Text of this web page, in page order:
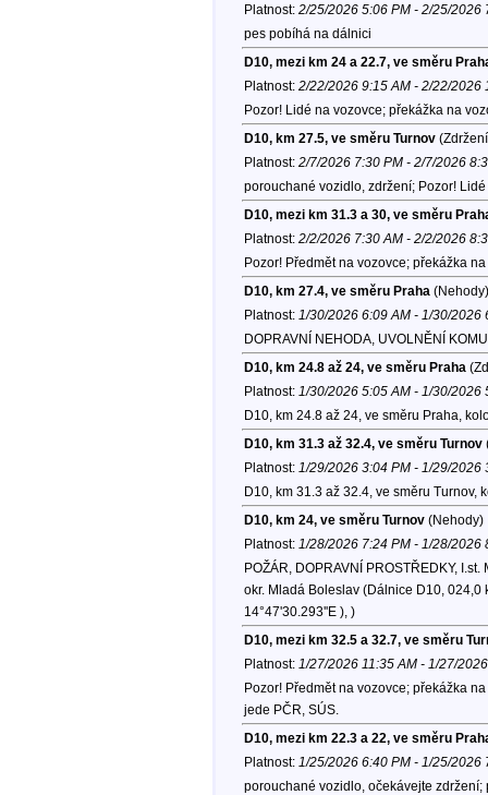
Platnost: 2/25/2026 5:06 PM - 2/25/2026
pes pobíhá na dálnici
D10, mezi km 24 a 22.7, ve směru
Platnost: 2/22/2026 9:15 AM - 2/22/2026
Pozor! Lidé na vozovce; překážka na
D10, km 27.5, ve směru Turnov
Platnost: 2/7/2026 7:30 PM - 2/7/2026
porouchané vozidlo, zdržení; Pozor!
D10, mezi km 31.3 a 30, ve směru
Platnost: 2/2/2026 7:30 AM - 2/2/2026
Pozor! Předmět na vozovce; překážka
D10, km 27.4, ve směru Praha (Nehody)
Platnost: 1/30/2026 6:09 AM - 1/30/2026
DOPRAVNÍ NEHODA, UVOLNĚNÍ
D10, km 24.8 až 24, ve směru Praha
Platnost: 1/30/2026 5:05 AM - 1/30/2026
D10, km 24.8 až 24, ve směru Praha,
D10, km 31.3 až 32.4, ve směru Turnov
Platnost: 1/29/2026 3:04 PM - 1/29/2026
D10, km 31.3 až 32.4, ve směru Turnov,
D10, km 24, ve směru Turnov(Nehody)
Platnost: 1/28/2026 7:24 PM - 1/28/2026
POŽÁR, DOPRAVNÍ PROSTŘEDKY,
okr. Mladá Boleslav (Dálnice D10, 024,0
14°47'30.293''E ), )
D10, mezi km 32.5 a 32.7, ve směru
Platnost: 1/27/2026 11:35 AM - 1/27/
Pozor! Předmět na vozovce; překážka
jede PČR, SÚS.
D10, mezi km 22.3 a 22, ve směru
Platnost: 1/25/2026 6:40 PM - 1/25/2026
porouchané vozidlo, očekávejte